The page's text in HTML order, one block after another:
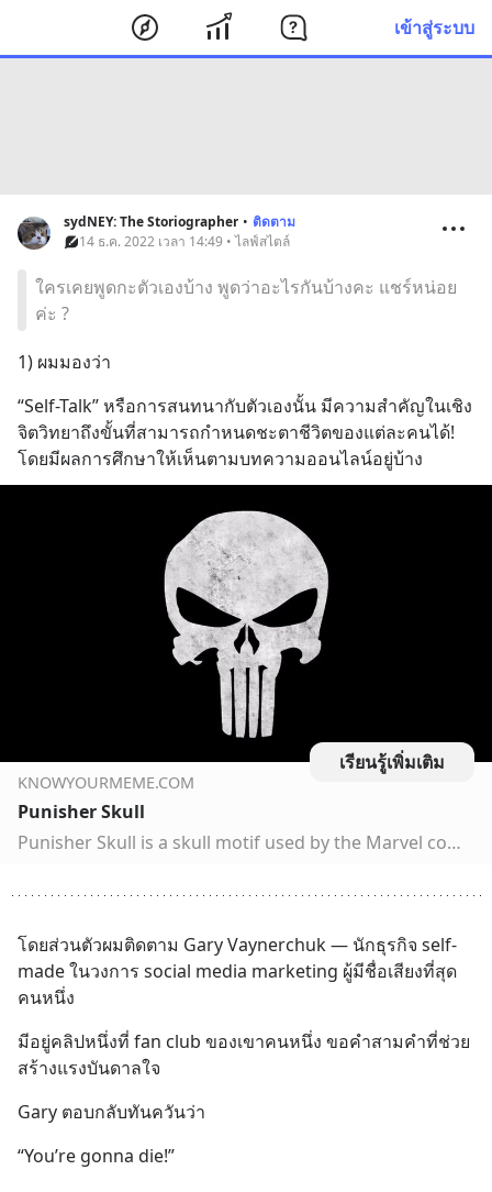
เข้าสู่ระบบ
sydNEY: The Storiographer • ติดตาม
14 ธ.ค. 2022 เวลา 14:49 • ไลฟ์สไตล์
ใครเคยพูดกะตัวเองบ้าง พูดว่าอะไรกันบ้างคะ แชร์หน่อย
ค่ะ ?
1) ผมมองว่า
“Self-Talk” หรือการสนทนากับตัวเองนั้น มีความสำคัญในเชิง
จิตวิทยาถึงขั้นที่สามารถกำหนดชะตาชีวิตของแต่ละคนได้!
โดยมีผลการศึกษาให้เห็นตามบทความออนไลน์อยู่บ้าง
เรียนรู้เพิ่มเติม
KNOWYOURMEME.COM
Punisher Skull
Punisher Skull is a skull motif used by the Marvel comic book character Frank Castle, aka The Punisher. In the 2010s, the motif was appropriated by the U.S. military, police forces and some right-wing groups. First mentioned in the autobiographical book American Sniper, the appropriation of the logo…
โดยส่วนตัวผมติดตาม Gary Vaynerchuk — นักธุรกิจ self-
made ในวงการ social media marketing ผู้มีชื่อเสียงที่สุด
คนหนึ่ง
มีอยู่คลิปหนึ่งที่ fan club ของเขาคนหนึ่ง ขอคำสามคำที่ช่วย
สร้างแรงบันดาลใจ
Gary ตอบกลับทันควันว่า
“You’re gonna die!”